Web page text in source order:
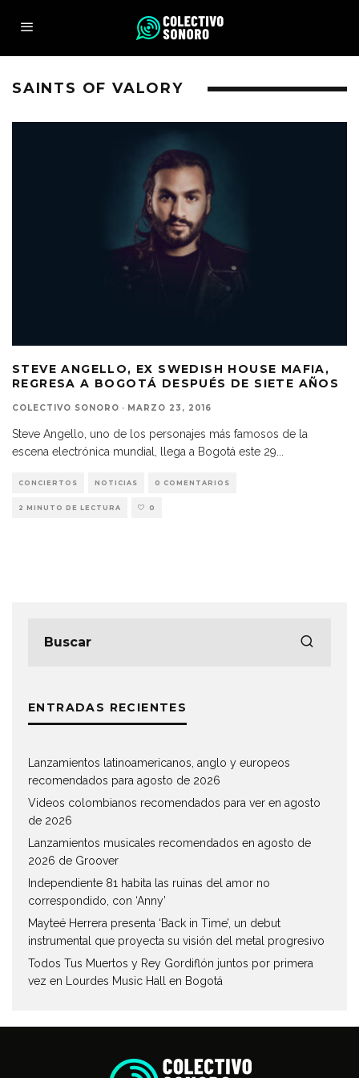
SAINTS OF VALORY
STEVE ANGELLO, EX SWEDISH HOUSE MAFIA,
REGRESA A BOGOTÁ DESPUÉS DE SIETE AÑOS
COLECTIVO SONORO · MARZO 23, 2016
Steve Angello, uno de los personajes más famosos de la
escena electrónica mundial, llega a Bogotá este 29
CONCIERTOS NOTICIAS 0 COMENTARIOS
2 MINUTO DE LECTURA 0
ENTRADAS RECIENTES
Lanzamientos latinoamericanos, anglo y europeos
recomendados para agosto de 2026
Videos colombianos recomendados para ver en agosto
de 2026
Lanzamientos musicales recomendados en agosto de
2026 de Groover
Independiente 81 habita las ruinas del amor no
correspondido, con ‘Anny’
Mayteé Herrera presenta ‘Back in Time’, un debut
instrumental que proyecta su visión del metal progresivo
Todos Tus Muertos y Rey Gordiflón juntos por primera
vez en Lourdes Music Hall en Bogotá